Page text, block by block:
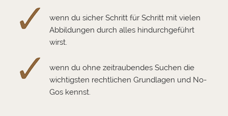
wenn du sicher Schritt für Schritt mit vielen
Abbildungen durch alles hindurchgeführt
wirst.
wenn du ohne zeitraubendes Suchen die
wichtigsten rechtlichen Grundlagen und No-
Gos kennst.